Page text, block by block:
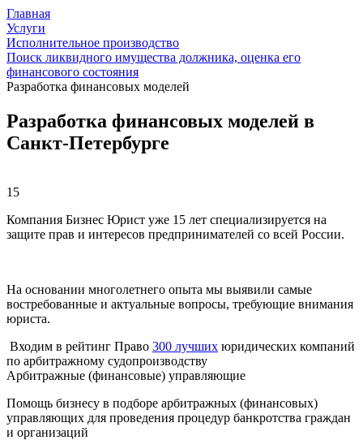
Главная
Услуги
Исполнительное производство
Поиск ликвидного имущества должника, оценка его
финансового состояния
Разработка финансовых моделей
Разработка финансовых моделей в
Санкт-Петербурге
15
Компания Бизнес Юрист уже 15 лет специализируется на
защите прав и интересов предпринимателей со всей России.
На основании многолетнего опыта мы выявили самые
востребованные и актуальные вопросы, требующие внимания
юриста.
Входим в рейтинг Право 300 лучших юридических компаний
по арбитражному судопроизводству
Арбитражные (финансовые) управляющие
Помощь бизнесу в подборе арбитражных (финансовых)
управляющих для проведения процедур банкротства граждан
и организаций